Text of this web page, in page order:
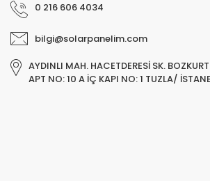
0 216 606 4034
bilgi@solarpanelim.com
AYDINLI MAH. HACETDERESİ SK. BOZKURT
APT NO: 10 A İÇ KAPI NO: 1 TUZLA/